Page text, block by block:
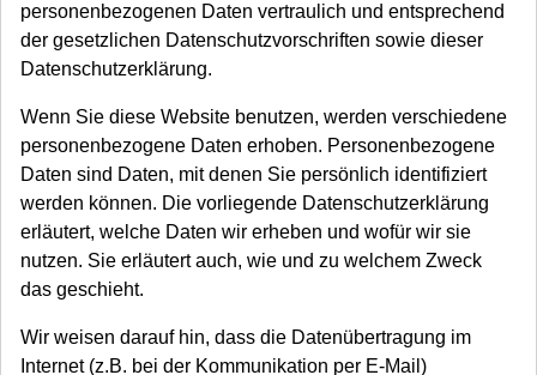
personenbezogenen Daten vertraulich und entsprechend
der gesetzlichen Datenschutzvorschriften sowie dieser
Datenschutzerklärung.
Wenn Sie diese Website benutzen, werden verschiedene
personenbezogene Daten erhoben. Personenbezogene
Daten sind Daten, mit denen Sie persönlich identifiziert
werden können. Die vorliegende Datenschutzerklärung
erläutert, welche Daten wir erheben und wofür wir sie
nutzen. Sie erläutert auch, wie und zu welchem Zweck
das geschieht.
Wir weisen darauf hin, dass die Datenübertragung im
Internet (z.B. bei der Kommunikation per E-Mail)